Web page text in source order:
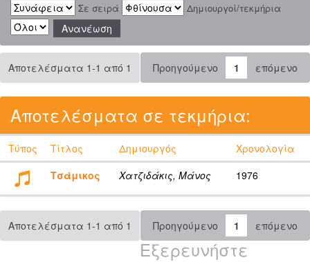
Σε σειρά
Δημιουργοί/τεκμήρια
Αποτελέσματα 1-1 από 1 Προηγούμενο 1 επόμενο
Αποτελέσματα σε τεκμήρια:
Τύπος Τίτλος Δημιουργός
Χρονολογία
Τσάμικος
Χατζιδάκις, Μάνος 1976
Αποτελέσματα 1-1 από 1 Προηγούμενο 1 επόμενο
Εξερευνήστε